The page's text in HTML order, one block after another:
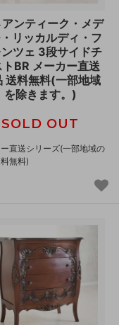
アンティーク・メデ
リッカルディ・フ
ンツェ 3段サイドチ
トBR メーカー直送
送料無料(一部地域
を除きます。)
SOLD OUT
ー直送シリーズ(一部地域の
無料)